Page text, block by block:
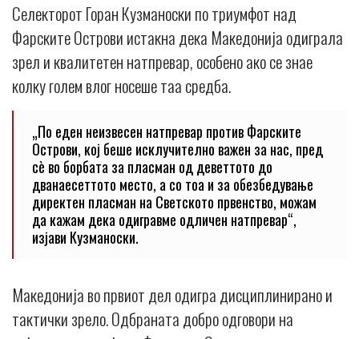
Селекторот Горан Кузманоски по триумфот над
Фарските Острови истакна дека Македонија одиграла
зрел и квалитетен натпревар, особено ако се знае
колку голем влог носеше таа средба.
„По еден неизвесен натпревар против Фарските
Острови, кој беше исклучително важен за нас, пред
сè во борбата за пласман од деветтото до
дванаесеттото место, а со тоа и за обезбедување
директен пласман на Светското првенство, можам
да кажам дека одигравме одличен натпревар“,
изјави Кузманоски.
Македонија во првиот дел одигра дисциплинирано и
тактички зрело. Одбраната добро одговори на